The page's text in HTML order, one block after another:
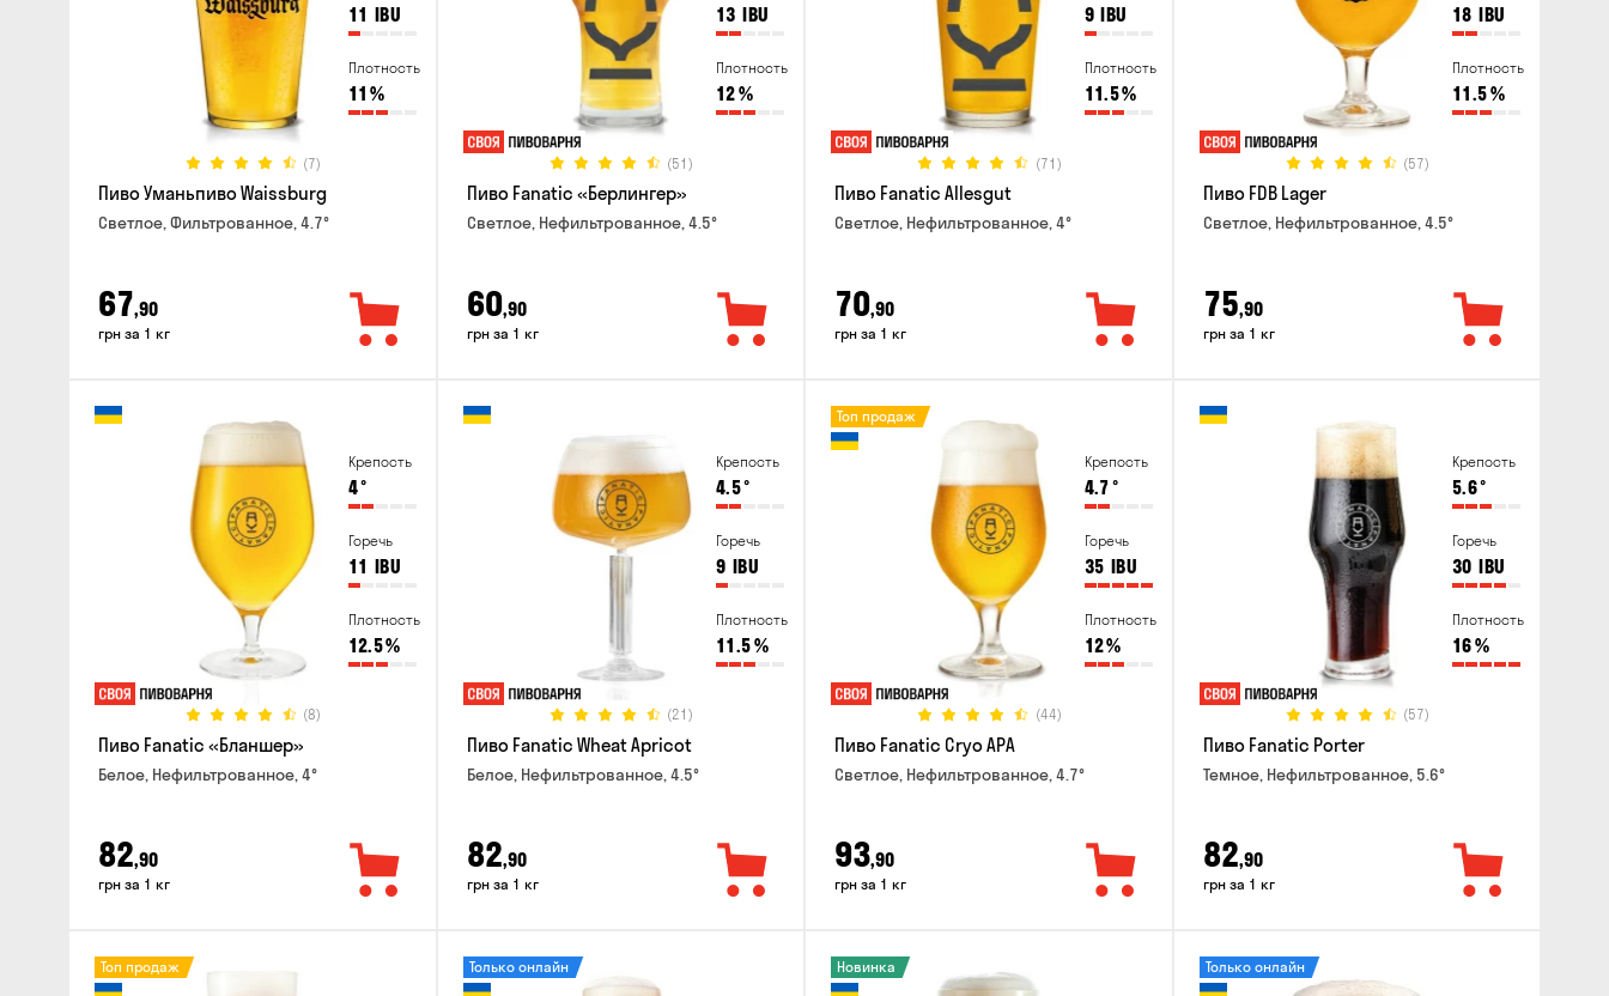
11 IBU
Плотность
11 %
(7)
Пиво Уманьпиво Waissburg
Светлое, Фильтрованное, 4.7°
67,90
грн за 1 кг
13 IBU
Плотность
12%
(51)
Пиво Fanatic «Берлингер»
Светлое, Нефильтрованное, 4.5°
60,90
грн за 1 кг
9 IBU
Плотность
11.5%
(71)
Пиво Fanatic Allesgut
Светлое, Нефильтрованное, 4°
70,90
грн за 1 кг
18 IBU
Плотность
11.5%
(57)
Пиво FDB Lager
Светлое, Нефильтрованное, 4.5°
75,90
грн за 1 кг
Крепость
4°
Горечь
11 IBU
Плотность
12.5%
(8)
Пиво Fanatic «Бланшер»
Белое, Нефильтрованное, 4°
82,90
грн за 1 кг
Крепость
4.5°
Горечь
9 IBU
Плотность
11.5%
(21)
Пиво Fanatic Wheat Apricot
Белое, Нефильтрованное, 4.5°
82,90
грн за 1 кг
Крепость
4.7°
Горечь
35 IBU
Плотность
12%
(44)
Топ продаж
Пиво Fanatic Cryo APA
Светлое, Нефильтрованное, 4.7°
93,90
грн за 1 кг
Крепость
5.6°
Горечь
30 IBU
Плотность
16%
(57)
Пиво Fanatic Porter
Темное, Нефильтрованное, 5.6°
82,90
грн за 1 кг
Топ продаж Только онлайн Новинка Только онлайн